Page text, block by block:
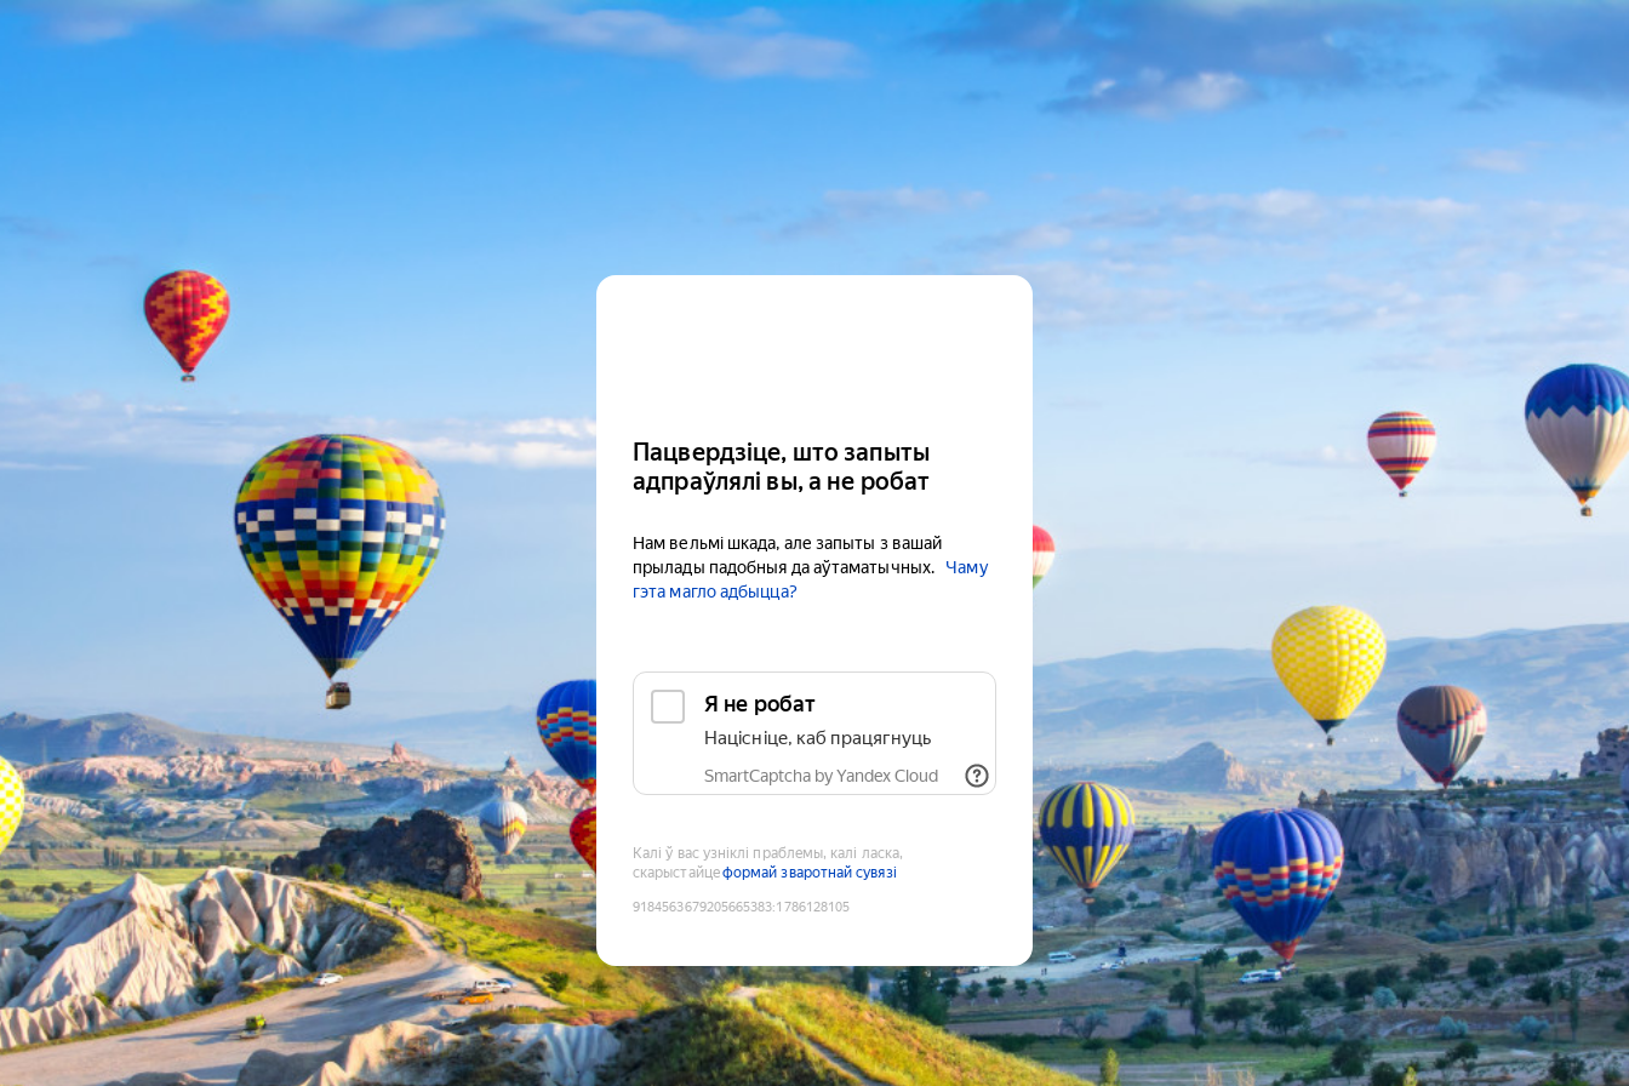
Пацвердзіце, што запыты
адпраўлялі вы, а не робат
Нам вельмі шкада, але запыты з вашай
прылады падобныя да аўтаматычных.
Чаму
гэта магло адбыцца?
Я не робат
Націсніце, каб працягнуць
SmartCaptcha by Yandex Cloud
Калі ў вас узніклі праблемы, калі ласка,
скарыстайцеформай зваротнай сувязі
9184563679205665383:1786128105